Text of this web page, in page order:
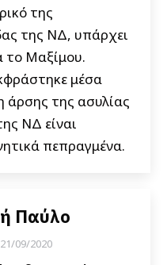
της
της ΝΔ, υπάρχει
το Μαξίμου.
μέσα
άρσης της ασυλίας
ΝΔ είναι
πεπραγμένα.
Παύλο
21/09/2020